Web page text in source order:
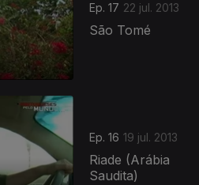
Ep. 17 22 jul. 2013
São Tomé
Ep. 16 19 jul. 2013
Riade (Arábia
Saudita)